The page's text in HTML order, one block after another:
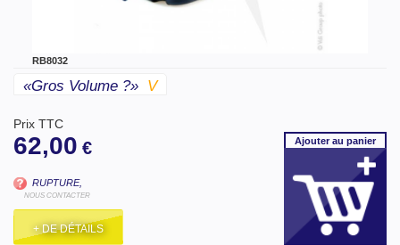
RB8032
«gros Volume ?» V
Prix TTC
62,00 €
RUPTURE,
NOUS CONTACTER
+ DE DÉTAILS
Ajouterau panier